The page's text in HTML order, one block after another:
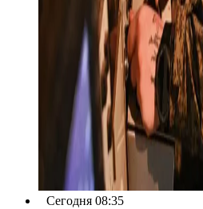
Сегодня 08:35